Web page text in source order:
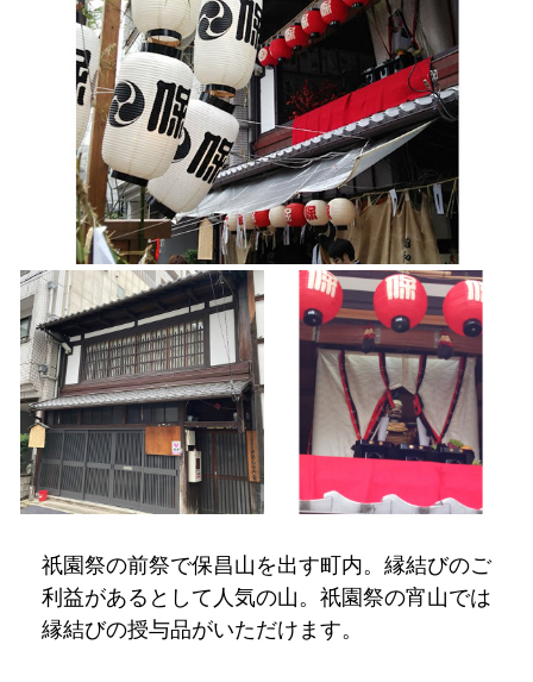
祇園祭の前祭で保昌山を出す町内。縁結びのご
利益があるとして人気の山。祇園祭の宵山では
縁結びの授与品がいただけます。